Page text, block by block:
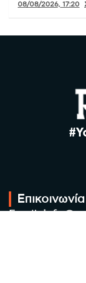
08/08/2026, 17:20
Επικοινωνία
Email: